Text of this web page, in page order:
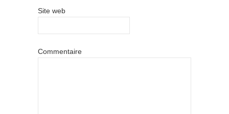
Site web
Commentaire